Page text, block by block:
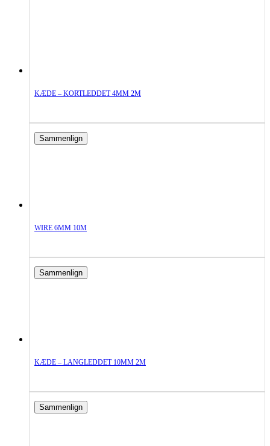
KÆDE – KORTLEDDET 4MM 2M
Sammenlign
WIRE 6MM 10M
Sammenlign
KÆDE – LANGLEDDET 10MM 2M
Sammenlign